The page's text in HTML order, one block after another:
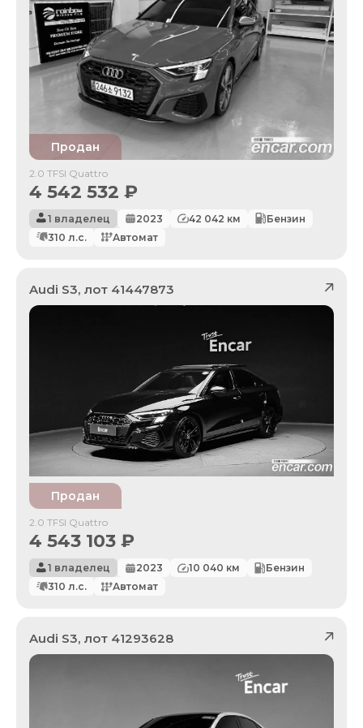
Продан
2.0 TFSI Quattro
4 542 532 ₽
1 владелец 2023 42 042 км
Бензин
310 л.с. Автомат
Audi S3, лот 41447873
Продан
2.0 TFSI Quattro
4 543 103 ₽
1 владелец 2023 10 040 км
Бензин
310 л.с. Автомат
Audi S3, лот 41293628